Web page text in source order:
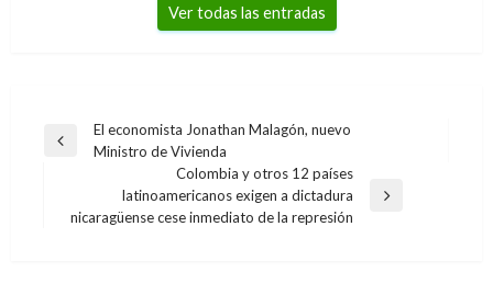
Ver todas las entradas
Navegación
entradas
Entrada
El economista Jonathan Malagón, nuevo
Ministro de Vivienda
siguiente
Colombia y otros 12 países
latinoamericanos exigen a dictadura
nicaragüense cese inmediato de la represión